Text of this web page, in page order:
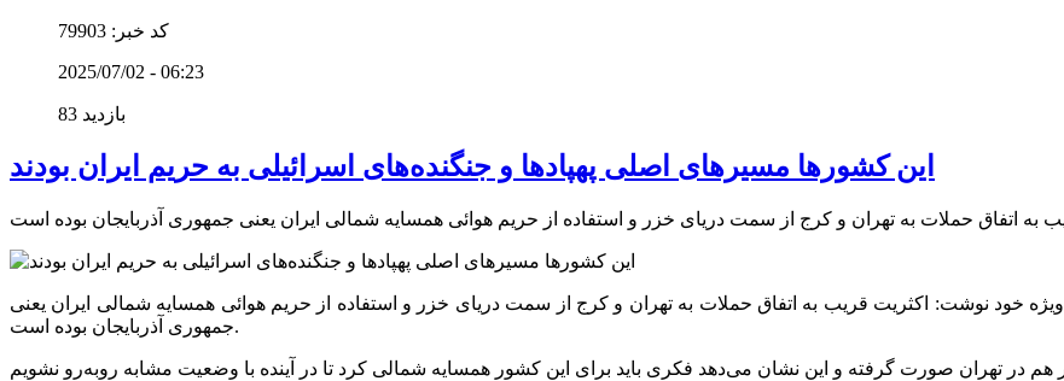
کد خبر: 79903
2025/07/02 - 06:23
83 بازدید
این کشورها مسیرهای اصلی پهپادها و جنگنده‌های اسرائیلی به حریم ایران بودند
خود نوشت: اکثریت قریب به اتفاق حملات به تهران و کرج از سمت دریای خزر و استفاده از حریم هوائی همسایه شمالی ایران یعنی
جمهوری آذربایجان بوده است.